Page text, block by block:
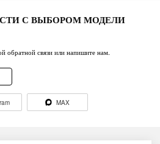
С ВЫБОРОМ МОДЕЛИ
обратной связи или напишите нам.
MAX